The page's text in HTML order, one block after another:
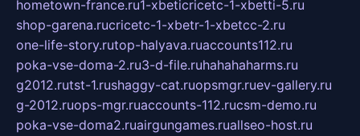
hometown-france.ru1-xbeticricetc-1-xbetti-5.ru
shop-garena.rucricetc-1-xbetr-1-xbetcc-2.ru
one-life-story.rutop-halyava.ruaccounts112.ru
poka-vse-doma-2.ru3-d-file.ruhahahaharms.ru
g2012.rutst-1.rushaggy-cat.ruopsmgr.ruev-gallery.ru
g-2012.ruops-mgr.ruaccounts-112.rucsm-demo.ru
poka-vse-doma2.ruairgungames.ruallseo-host.ru